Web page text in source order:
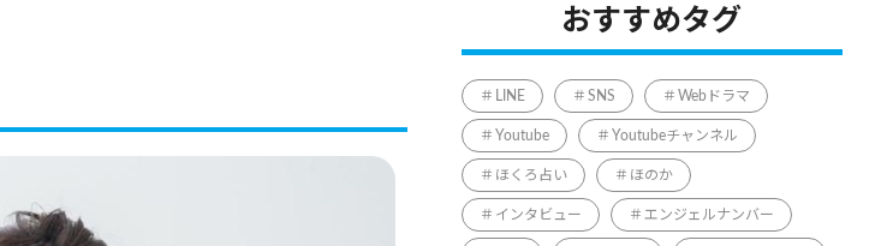
おすすめタグ
LINE SNS Webドラマ
Youtube Youtubeチャンネル
ほくろ占い ほのか
インタビュー エンジェルナンバー